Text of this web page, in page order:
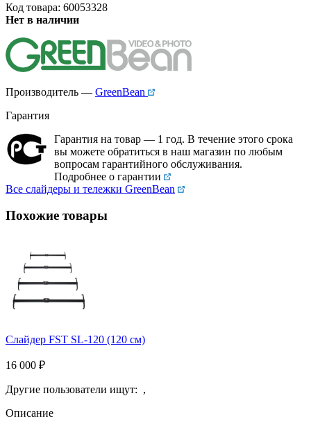
Код товара: 60053328
Нет в наличии
Производитель — GreenBean
Гарантия
Гарантия на товар — 1 год. В течение этого срока
вы можете обратиться в наш магазин по любым
вопросам гарантийного обслуживания.
Подробнее о гарантии
Все слайдеры и тележки GreenBean
Похожие товары
Слайдер FST SL-120 (120 см)
16 000 ₽
Другие пользователи ищут: ,
Описание